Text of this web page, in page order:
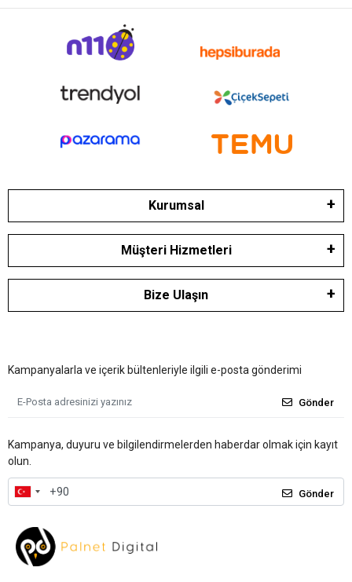
Kurumsal
Müşteri Hizmetleri
Bize Ulaşın
Kampanyalarla ve içerik bültenleriyle ilgili e-posta gönderimi
Gönder
Kampanya, duyuru ve bilgilendirmelerden haberdar olmak için kayıt
olun.
Gönder